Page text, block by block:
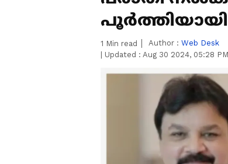
പൂർത്തിയായി
1 Min read Author : Web Desk
Updated : Aug 30 2024, 05:28